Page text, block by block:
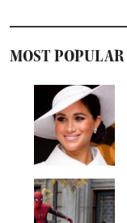
MOST POPULAR